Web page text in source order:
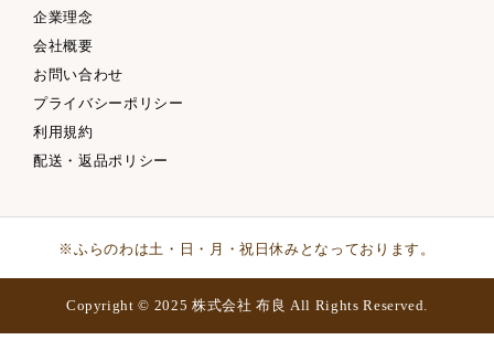
企業理念
会社概要
お問い合わせ
プライバシーポリシー
利用規約
配送・返品ポリシー
※ふらのわは土・日・月・祝日休みとなっております。
Copyright © 2025 株式会社 布良 All Rights Reserved.